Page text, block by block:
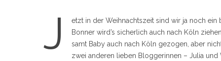
J
etzt in der Weihnachtszeit sind wir ja noch ein
Bonner wird’s sicherlich auch nach Köln
samt Baby auch nach Köln gezogen, aber
zwei anderen lieben Bloggerinnen – Julia